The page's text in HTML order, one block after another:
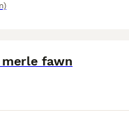
fawn